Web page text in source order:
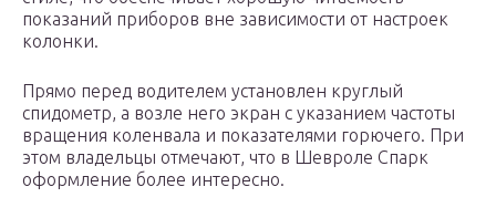
показаний приборов вне зависимости от настроек
колонки.
Прямо перед водителем установлен круглый
спидометр, а возле него экран с указанием частоты
вращения коленвала и показателями горючего. При
этом владельцы отмечают, что в Шевроле Спарк
оформление более интересно.